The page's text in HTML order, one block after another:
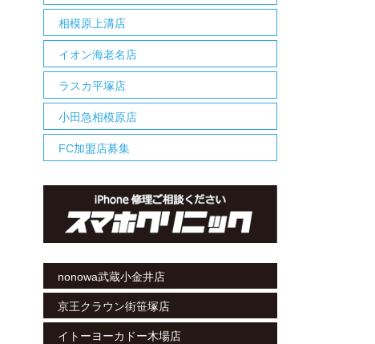
相模原上溝店
イオン海老名店
ラスカ平塚店
小田急相模原店
FC加盟店募集
nonowa武蔵小金井店
京王クラウン街笹塚店
イトーヨーカドー木場店